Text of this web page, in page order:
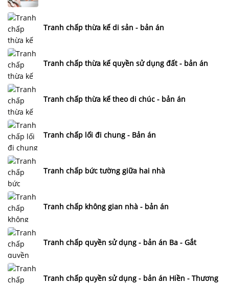
Tranh chấp thừa kế di sản - bản án
Tranh chấp thừa kế quyền sử dụng đất - bản án
Tranh chấp thừa kế theo di chúc - bản án
Tranh chấp lối đi chung - Bản án
Tranh chấp bức tường giữa hai nhà
Tranh chấp không gian nhà - bản án
Tranh chấp quyền sử dụng - bản án Ba - Gắt
Tranh chấp quyền sử dụng - bản án Hiền - Thương